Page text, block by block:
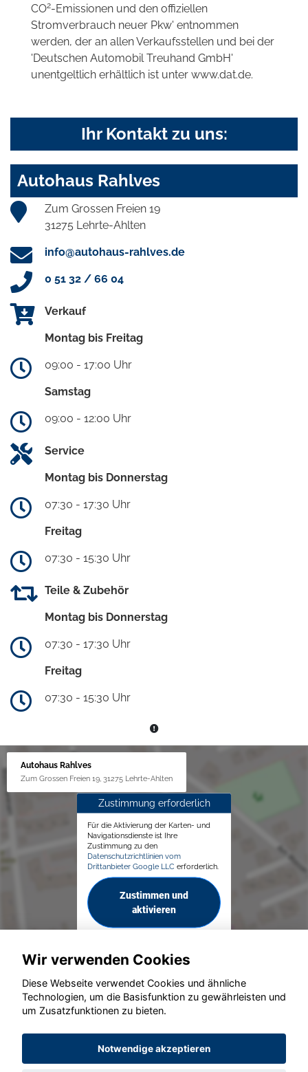
CO2-Emissionen und den offiziellen
Stromverbrauch neuer Pkw' entnommen
werden, der an allen Verkaufsstellen und bei der
'Deutschen Automobil Treuhand GmbH'
unentgeltlich erhältlich ist unter www.dat.de.
Ihr Kontakt zu uns:
Autohaus Rahlves
Zum Grossen Freien 19
31275 Lehrte-Ahlten
info@autohaus-rahlves.de
0 51 32 / 66 04
Verkauf
Montag bis Freitag
09:00 - 17:00 Uhr
Samstag
09:00 - 12:00 Uhr
Service
Montag bis Donnerstag
07:30 - 17:30 Uhr
Freitag
07:30 - 15:30 Uhr
Teile & Zubehör
Montag bis Donnerstag
07:30 - 17:30 Uhr
Freitag
07:30 - 15:30 Uhr
Autohaus Rahlves
Zum Grossen Freien 19, 31275 Lehrte-Ahlten
Zustimmung erforderlich
Für die Aktivierung der Karten- und
Navigationsdienste ist Ihre
Zustimmung zu den
Datenschutzrichtlinien vom
Drittanbieter Google LLC erforderlich.
Zustimmen und
aktivieren
© konjunkturmotor.de GmbH 2020 - 2026
Wir verwenden Cookies
Diese Webseite verwendet Cookies und ähnliche
Technologien, um die Basisfunktion zu gewährleisten und
um Zusatzfunktionen zu bieten.
Notwendige akzeptieren